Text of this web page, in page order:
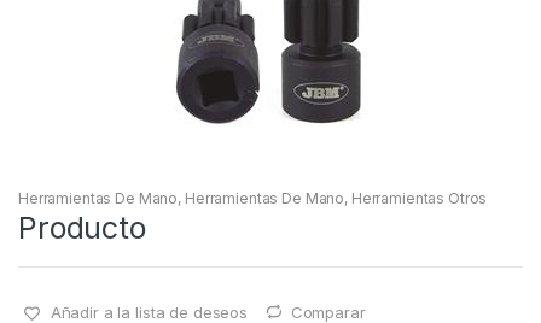
Herramientas De Mano, Herramientas De Mano, Herramientas Otros
Producto
Añadir a la lista de deseos Comparar